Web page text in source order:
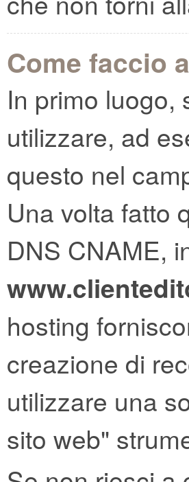
Come faccio
In primo luogo,
utilizzare, ad
questo nel
Una volta fatto
DNS CNAME,
hosting
creazione di
utilizzare una
sito web"